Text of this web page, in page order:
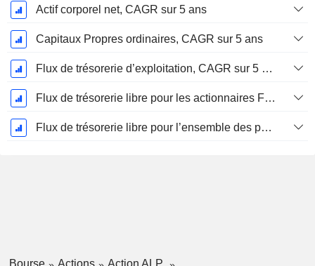
Actif corporel net, CAGR sur 5 ans
Capitaux Propres ordinaires, CAGR sur 5 ans
Flux de trésorerie d’exploitation, CAGR sur 5 ans
Flux de trésorerie libre pour les actionnaires FCFE, CAGR sur 5 ans
Flux de trésorerie libre pour l’ensemble des pourvoyeurs de fonds (créanciers et actionnaires) FCFF, CAGR sur 5 ans